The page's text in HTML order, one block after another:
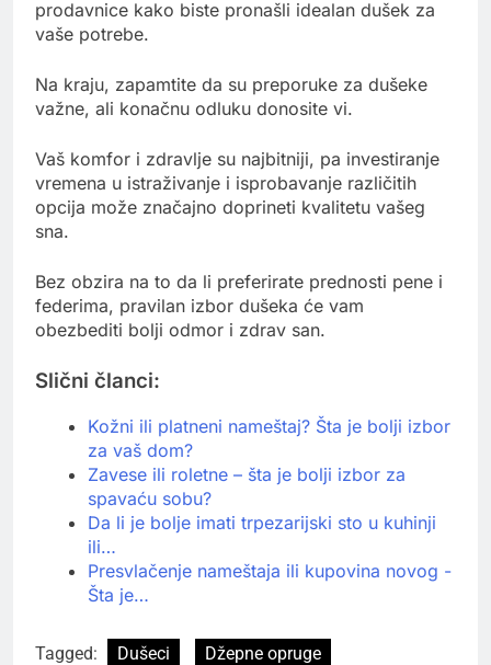
prodavnice kako biste pronašli idealan dušek za
vaše potrebe.
Na kraju, zapamtite da su preporuke za dušeke
važne, ali konačnu odluku donosite vi.
Vaš komfor i zdravlje su najbitniji, pa investiranje
vremena u istraživanje i isprobavanje različitih
opcija može značajno doprineti kvalitetu vašeg
sna.
Bez obzira na to da li preferirate prednosti pene i
federima, pravilan izbor dušeka će vam
obezbediti bolji odmor i zdrav san.
Slični članci:
Kožni ili platneni nameštaj? Šta je bolji izbor
za vaš dom?
Zavese ili roletne – šta je bolji izbor za
spavaću sobu?
Da li je bolje imati trpezarijski sto u kuhinji
ili…
Presvlačenje nameštaja ili kupovina novog -
Šta je…
Tagged: Dušeci
Džepne opruge